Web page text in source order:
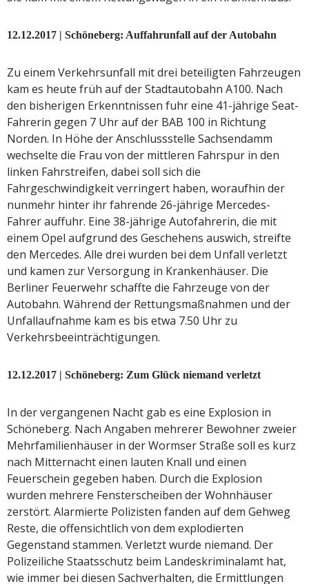
12.12.2017 | Schöneberg: Auffahrunfall auf der Autobahn
Zu einem Verkehrsunfall mit drei beteiligten Fahrzeugen
kam es heute früh auf der Stadtautobahn A100. Nach
den bisherigen Erkenntnissen fuhr eine 41-jährige Seat-
Fahrerin gegen 7 Uhr auf der BAB 100 in Richtung
Norden. In Höhe der Anschlussstelle Sachsendamm
wechselte die Frau von der mittleren Fahrspur in den
linken Fahrstreifen, dabei soll sich die
Fahrgeschwindigkeit verringert haben, woraufhin der
nunmehr hinter ihr fahrende 26-jährige Mercedes-
Fahrer auffuhr. Eine 38-jährige Autofahrerin, die mit
einem Opel aufgrund des Geschehens auswich, streifte
den Mercedes. Alle drei wurden bei dem Unfall verletzt
und kamen zur Versorgung in Krankenhäuser. Die
Berliner Feuerwehr schaffte die Fahrzeuge von der
Autobahn. Während der Rettungsmaßnahmen und der
Unfallaufnahme kam es bis etwa 7.50 Uhr zu
Verkehrsbeeinträchtigungen.
12.12.2017 | Schöneberg: Zum Glück niemand verletzt
In der vergangenen Nacht gab es eine Explosion in
Schöneberg. Nach Angaben mehrerer Bewohner zweier
Mehrfamilienhäuser in der Wormser Straße soll es kurz
nach Mitternacht einen lauten Knall und einen
Feuerschein gegeben haben. Durch die Explosion
wurden mehrere Fensterscheiben der Wohnhäuser
zerstört. Alarmierte Polizisten fanden auf dem Gehweg
Reste, die offensichtlich von dem explodierten
Gegenstand stammen. Verletzt wurde niemand. Der
Polizeiliche Staatsschutz beim Landeskriminalamt hat,
wie immer bei diesen Sachverhalten, die Ermittlungen